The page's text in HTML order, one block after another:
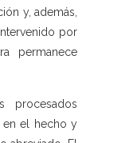
y, además,
por
permanece
procesados
en el hecho y